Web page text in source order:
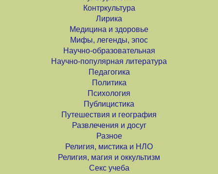
Контркультура
Лирика
Медицина и здоровье
Мифы, легенды, эпос
Научно-образовательная
Научно-популярная литература
Педагогика
Политика
Психология
Публицистика
Путешествия и география
Развлечения и досуг
Разное
Религия, мистика и НЛО
Религия, магия и оккультизм
Секс учеба